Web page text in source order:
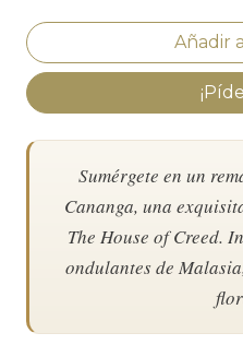
Sumérgete en un
Cananga, una
The House of Creed.
ondulantes de